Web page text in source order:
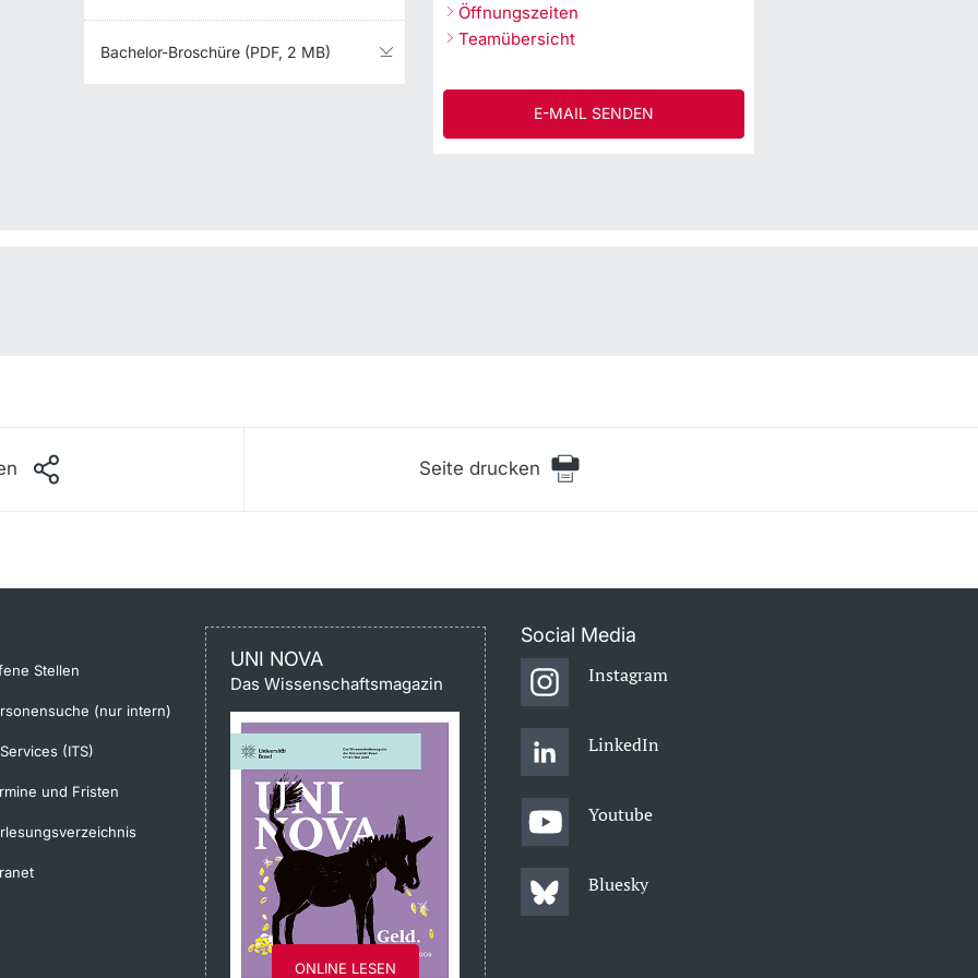
Bachelor-Broschüre (PDF, 2 MB)
Öffnungszeiten
Teamübersicht
E-MAIL SENDEN
Seite drucken
Stellen
(nur intern)
(ITS)
und Fristen
UNI NOVA
Das Wissenschaftsmagazin
ONLINE LESEN
Social Media
Instagram
LinkedIn
Youtube
Bluesky